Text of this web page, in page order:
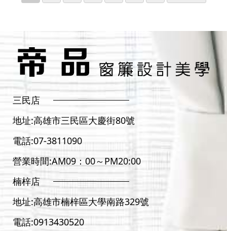
三民店
地址:高雄市三民區大慶街80號
電話:07-3811090
營業時間:AM09：00～PM20:00
楠梓店
地址:高雄市楠梓區大學南路329號
電話:0913430520